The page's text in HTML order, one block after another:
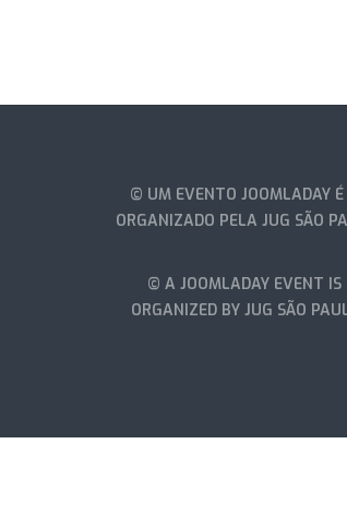
© UM EVENTO JOOMLADAY
ORGANIZADO PELA JUG SÃO
© A JOOMLADAY EVENT IS
ORGANIZED BY JUG SÃO